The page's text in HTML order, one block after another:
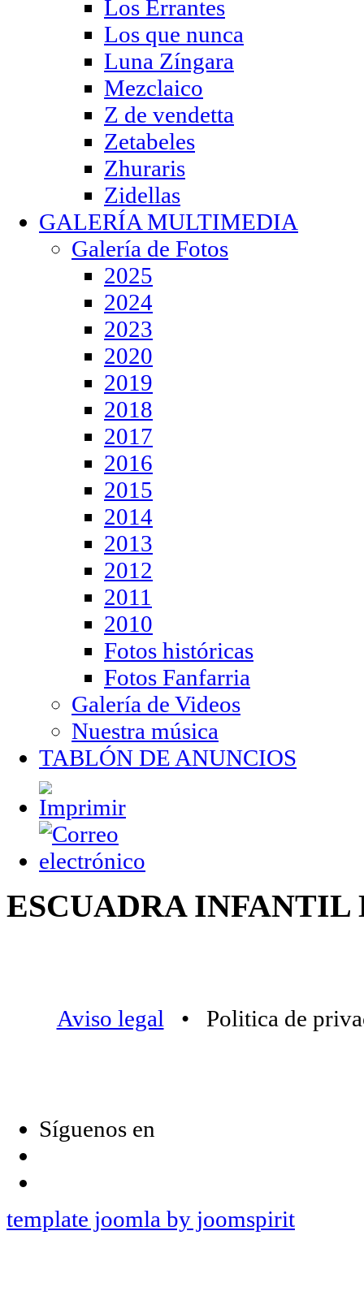
Los Errantes
Los que nunca
Luna Zíngara
Mezclaico
Z de vendetta
Zetabeles
Zhuraris
Zidellas
GALERÍA MULTIMEDIA
Galería de Fotos
2025
2024
2023
2020
2019
2018
2017
2016
2015
2014
2013
2012
2011
2010
Fotos históricas
Fotos Fanfarria
Galería de Videos
Nuestra música
TABLÓN DE ANUNCIOS
ESCUADRA INFANTIL
Aviso legal • Politica de
Síguenos en
template joomla by joomspirit